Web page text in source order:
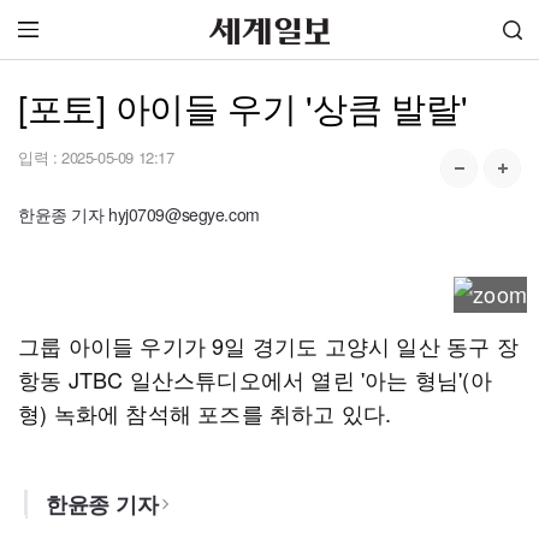
[포토] 아이들 우기 '상큼 발랄'
입력 : 2025-05-09 12:17
한윤종 기자 hyj0709@segye.com
그룹 아이들 우기가 9일 경기도 고양시 일산 동구 장
항동 JTBC 일산스튜디오에서 열린 '아는 형님'(아
형) 녹화에 참석해 포즈를 취하고 있다.
한윤종 기자